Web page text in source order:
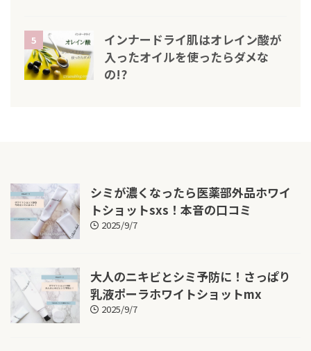
5
インナードライ肌はオレイン酸が
入ったオイルを使ったらダメな
の!?
シミが濃くなったら医薬部外品ホワイ
トショットsxs！本音の口コミ
2025/9/7
大人のニキビとシミ予防に！さっぱり
乳液ポーラホワイトショットmx
2025/9/7